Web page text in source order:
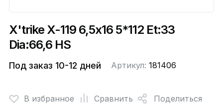
X'trike X-119 6,5x16 5*112 Et:33
Dia:66,6 HS
Под заказ 10-12 дней Артикул: 181406
В избранное Сравнить
Поделиться